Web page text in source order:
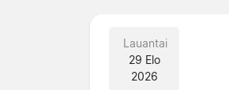
Lauantai
29 Elo
2026